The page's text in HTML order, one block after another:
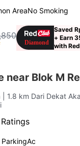
AreaNo Smoking
Saved
+ Earn
with
near Blok M
| 1.8 km Dari Dekat
ParkingAc